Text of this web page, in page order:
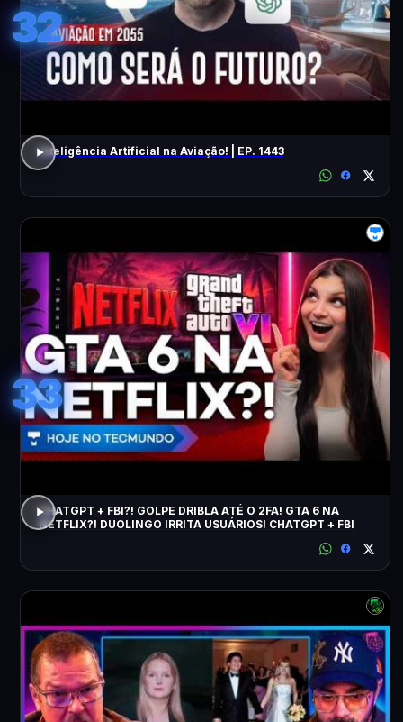
32
Inteligência Artificial na Aviação! | EP. 1443
33
CHATGPT + FBI?! GOLPE DRIBLA ATÉ O 2FA! GTA 6 NA
NETFLIX?! DUOLINGO IRRITA USUÁRIOS! CHATGPT + FBI